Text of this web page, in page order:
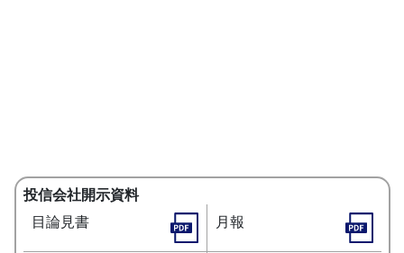
投信会社開示資料
目論見書
月報